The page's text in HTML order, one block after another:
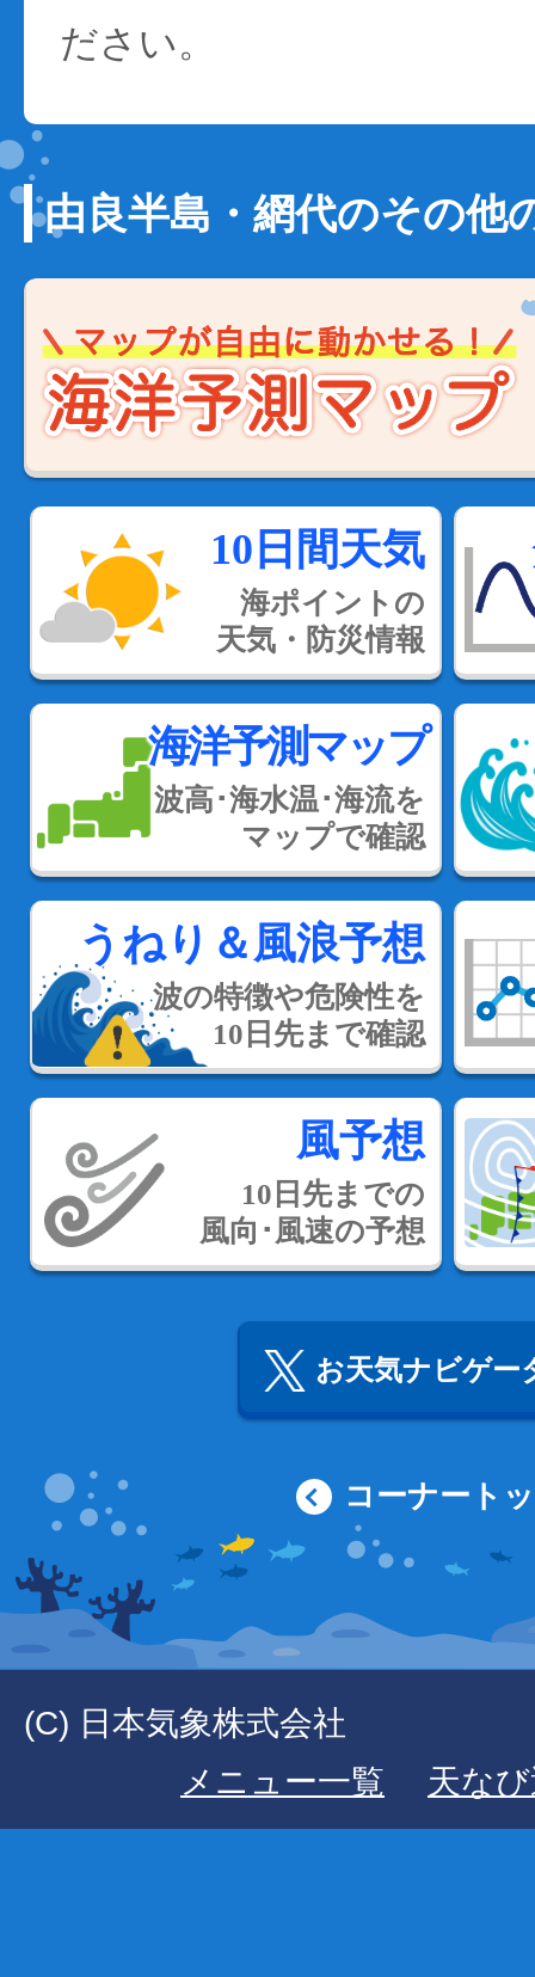
ださい。
由良半島・網代のその他
10日間天気
海ポイントの
天気・防災情報
海洋予測マップ
波高･海水温･海流を
マップで確認
うねり＆風浪予想
波の特徴や危険性を
10日先まで確認
風予想
10日先までの
風向･風速の予想
お天気ナビゲー
コーナート
(C) 日本気象株式会社
メニュー一覧
天な